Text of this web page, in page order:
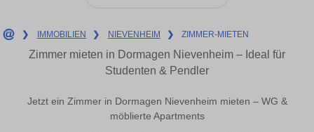
❯ IMMOBILIEN ❯ NIEVENHEIM ❯ ZIMMER-MIETEN
Zimmer mieten in Dormagen Nievenheim – Ideal für
Studenten & Pendler
Jetzt ein Zimmer in Dormagen Nievenheim mieten – WG &
möblierte Apartments